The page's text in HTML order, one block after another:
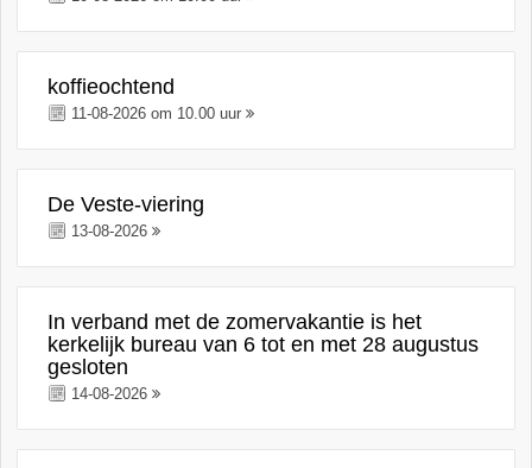
koffieochtend
11-08-2026 om 10.00 uur
De Veste-viering
13-08-2026
In verband met de zomervakantie is het
kerkelijk bureau van 6 tot en met 28 augustus
gesloten
14-08-2026